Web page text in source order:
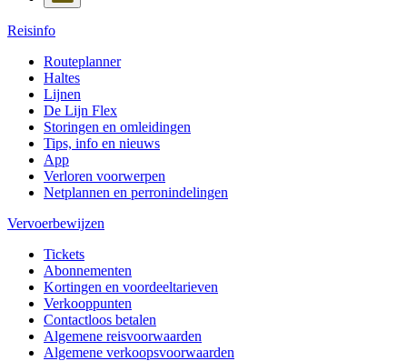
Reisinfo
Routeplanner
Haltes
Lijnen
De Lijn Flex
Storingen en omleidingen
Tips, info en nieuws
App
Verloren voorwerpen
Netplannen en perronindelingen
Vervoerbewijzen
Tickets
Abonnementen
Kortingen en voordeeltarieven
Verkooppunten
Contactloos betalen
Algemene reisvoorwaarden
Algemene verkoopsvoorwaarden